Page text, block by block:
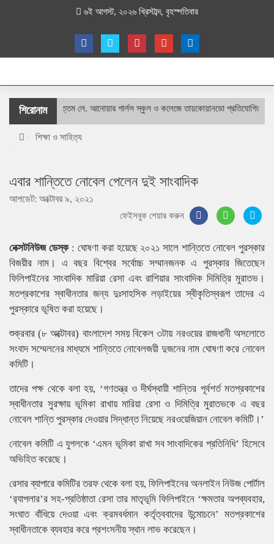
৬ই আগস্ট, ২০২৬ খ্রিস্টাব্দ, বৃহস্পতিবার
শিরোনাম
শহীদ বীর উত্তম লে. আনোয়ার গার্লস স্কুল ও কলেজে তায়কোয়ানডো প্রতিযোগিতা
শিক্ষা ও সাহিত্য
এবার শান্তিতে নোবেল পেলেন দুই সাংবাদিক
আপডেট: অক্টোবর ৯, ২০২১
ফেইসবুক শেয়ার করুন
নেক্সটনিউজ ডেস্ক: ঘোষণা করা হয়েছে ২০২১ সালে শান্তিতে নোবেল পুরস্কার
বিজয়ীর নাম। এ বছর বিশ্বের সর্বোচ্চ সম্মানজনক এ পুরস্কার জিতেছেন
ফিলিপাইনের সাংবাদিক মারিয়া রেসা এবং রাশিয়ার সাংবাদিক দিমিত্রি মুরাতভ।
মতপ্রকাশের স্বাধীনতার জন্য দুঃসাহসিক লড়াইয়ের স্বীকৃতিস্বরূপ তাদের এ
পুরস্কারে ভূষিত করা হয়েছে।
শুক্রবার (৮ অক্টোবর) বাংলাদেশ সময় বিকেল ৩টায় নরওয়ের রাজধানী অসলোতে
সংবাদ সম্মেলনের মাধ্যমে শান্তিতে নোবেলজয়ী দুজনের নাম ঘোষণা করে নোবেল
কমিটি।
তাদের পক্ষ থেকে বলা হয়, ‘গণতন্ত্র ও দীর্ঘস্থায়ী শান্তির পূর্বশর্ত মতপ্রকাশের
স্বাধীনতার সুরক্ষায় ভূমিকা রাখায় মারিয়া রেসা ও দিমিত্রি মুরাতভকে এ বছর
নোবেল শান্তি পুরস্কার দেওয়ার সিদ্ধান্ত নিয়েছে নরওয়েজিয়ান নোবেল কমিটি।’
নোবেল কমিটি এ যুগলকে ‘এমন ভূমিকা রাখা সব সাংবাদিকের প্রতিনিধি’ হিসেবে
অভিহিত করেছে।
রেসার ব্যাপারে কমিটির তরফ থেকে বলা হয়, ফিলিপাইনের অনলাইন নিউজ পোর্টাল
‘র‌্যাপলার’র সহ-প্রতিষ্ঠাতা রেসা তার মাতৃভূমি ফিলিপাইনে ‘ক্ষমতার অপব্যবহার,
সংঘাত বাঁধিয়ে দেওয়া এবং ক্রমবর্ধমান কর্তৃত্ববাদের উন্মোচনে’ মতপ্রকাশের
স্বাধীনতাকে ব্যবহার করে প্রশংসনীয় স্থান লাভ করেছেন।